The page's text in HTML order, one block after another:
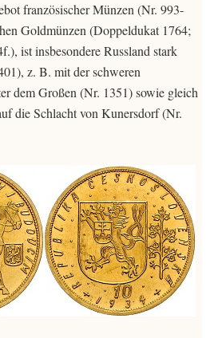
französischer Münzen (Nr. 993-
Goldmünzen (Doppeldukat 1764;
ist insbesondere Russland stark
z. B. mit der schweren
dem Großen (Nr. 1351) sowie gleich
die Schlacht von Kunersdorf (Nr.